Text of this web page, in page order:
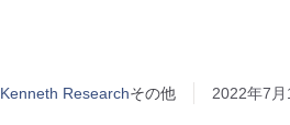
Kenneth Researchその他 2022年7